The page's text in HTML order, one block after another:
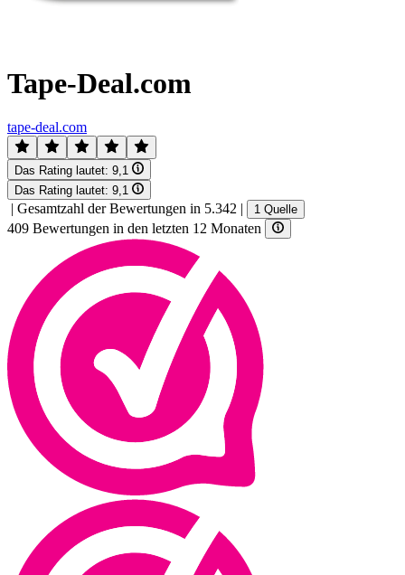
Tape-Deal.com
tape-deal.com
Das Rating lautet: 9,1
Das Rating lautet: 9,1
| Gesamtzahl der Bewertungen in 5.342 | 1 Quelle
409 Bewertungen in den letzten 12 Monaten